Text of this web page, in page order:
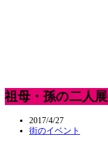
祖母・孫の二人展
2017/4/27
街のイベント